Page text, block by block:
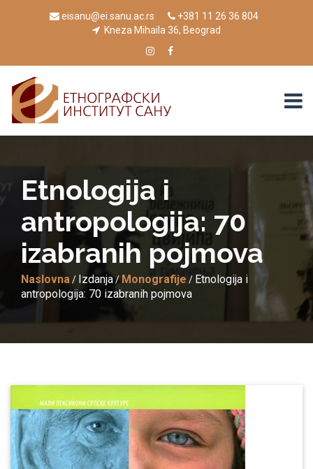
eisanu@ei.sanu.ac.rs
+381 11 26 36 804
Kneza Mihaila 36, Beograd
Etnologija i
antropologija: 70
izabranih pojmova
Naslovna/ Izdanja/Monografije / Etnologija i
antropologija: 70 izabranih pojmova